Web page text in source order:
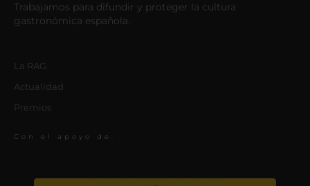
Trabajamos para difundir y proteger la cultura
gastronómica española.
La RAG
Actualidad
Premios
Con el apoyo de: